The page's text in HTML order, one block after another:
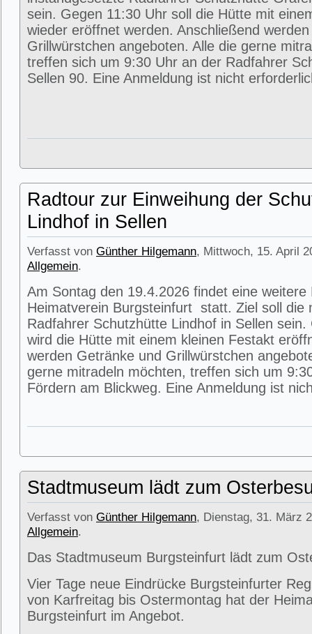
sein. Gegen 11:30 Uhr soll die Hütte mit
wieder eröffnet werden. Anschließend
Grillwürstchen angeboten. Alle die gerne
treffen sich um 9:30 Uhr an der Radfahrer
Sellen 90. Eine Anmeldung ist nicht
Radtour zur Einweihung der
Lindhof in Sellen
Verfasst von Günther Hilgemann, Mittwoch, 15. April
Allgemein.
Am Sontag den 19.4.2026 findet eine weitere
Heimatverein Burgsteinfurt statt. Ziel soll die
Radfahrer Schutzhütte Lindhof in Sellen sein.
wird die Hütte mit einem kleinen Festakt
werden Getränke und Grillwürstchen
gerne mitradeln möchten, treffen sich um
Fördern am Blickweg. Eine Anmeldung ist
Stadtmuseum lädt zum
Verfasst von Günther Hilgemann, Dienstag, 31. März
Allgemein.
Das Stadtmuseum Burgsteinfurt lädt zum
Vier Tage neue Eindrücke Burgsteinfurter
von Karfreitag bis Ostermontag hat der
Burgsteinfurt im Angebot.